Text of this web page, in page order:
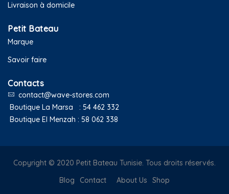
Livraison à domicile
Petit Bateau
Marque
Savoir faire
Contacts
contact@wave-stores.com
Boutique La Marsa : 54 462 332
Boutique El Menzah : 58 062 338
Copyright © 2020 Petit Bateau Tunisie. Tous droits réservés.
Shop
About Us
Contact
Blog